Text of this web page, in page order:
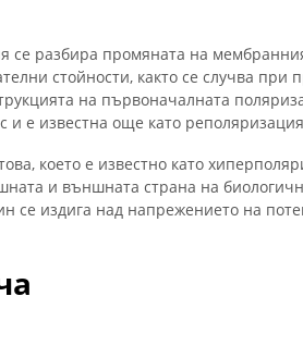
се разбира промяната на
стойности, както се случва при
на първоначалната
е известна още като
което е известно като
и външната страна на
се издига над напрежението на